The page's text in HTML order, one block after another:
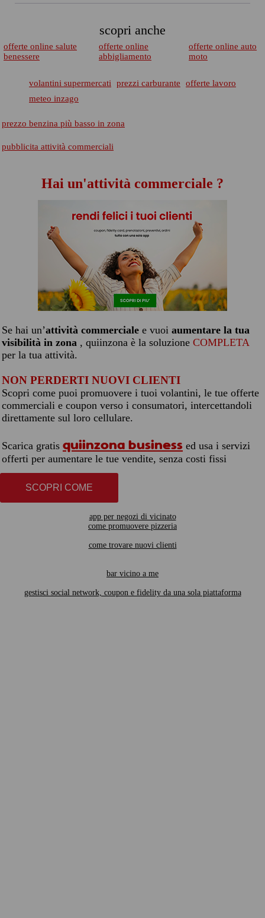
scopri anche
offerte online salute
benessere
offerte online
abbigliamento
offerte online auto
moto
volantini supermercati prezzi carburante
offerte lavoro
meteo inzago
prezzo benzina più basso in zona
pubblicita attività commerciali
Hai un'attività commerciale ?
Se hai un’attività commerciale e vuoi aumentare la tua
visibilità in zona , quiinzona è la soluzione COMPLETA
per la tua attività.
NON PERDERTI NUOVI CLIENTI
Scopri come puoi promuovere i tuoi volantini, le tue offerte
commerciali e coupon verso i consumatori, intercettandoli
direttamente sul loro cellulare.
Scarica gratis quiinzona business ed usa i servizi
offerti per aumentare le tue vendite, senza costi fissi
SCOPRI COME
app per negozi di vicinato
come promuovere pizzeria
come trovare nuovi clienti
bar vicino a me
gestisci social network, coupon e fidelity da una sola piattaforma